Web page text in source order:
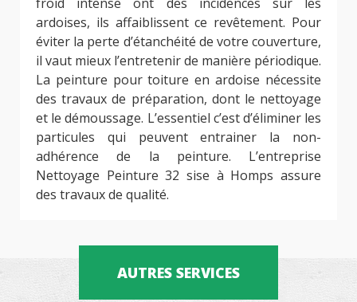
ardoises, ils affaiblissent ce revêtement. Pour
éviter la perte d’étanchéité de votre couverture,
il vaut mieux l’entretenir de manière périodique.
La peinture pour toiture en ardoise nécessite
des travaux de préparation, dont le nettoyage
et le démoussage. L’essentiel c’est d’éliminer les
particules qui peuvent entrainer la non-
adhérence de la peinture. L’entreprise
Nettoyage Peinture 32 sise à Homps assure
des travaux de qualité.
AUTRES SERVICES